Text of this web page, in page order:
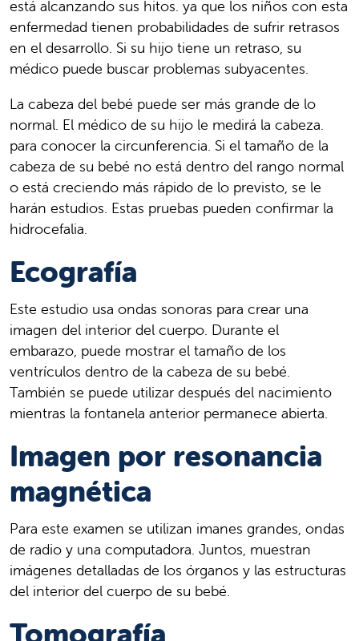
está alcanzando sus hitos. ya que los niños con esta
enfermedad tienen probabilidades de sufrir retrasos
en el desarrollo. Si su hijo tiene un retraso, su
médico puede buscar problemas subyacentes.
La cabeza del bebé puede ser más grande de lo
normal. El médico de su hijo le medirá la cabeza.
para conocer la circunferencia. Si el tamaño de la
cabeza de su bebé no está dentro del rango normal
o está creciendo más rápido de lo previsto, se le
harán estudios. Estas pruebas pueden confirmar la
hidrocefalia.
Ecografía
Este estudio usa ondas sonoras para crear una
imagen del interior del cuerpo. Durante el
embarazo, puede mostrar el tamaño de los
ventrículos dentro de la cabeza de su bebé.
También se puede utilizar después del nacimiento
mientras la fontanela anterior permanece abierta.
Imagen por resonancia
magnética
Para este examen se utilizan imanes grandes, ondas
de radio y una computadora. Juntos, muestran
imágenes detalladas de los órganos y las estructuras
del interior del cuerpo de su bebé.
Tomografía